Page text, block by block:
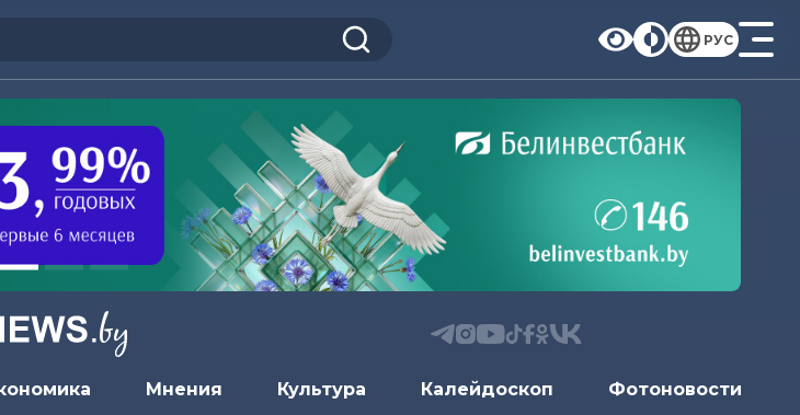
РУС
Мнения Культура Калейдоскоп Фотоновости